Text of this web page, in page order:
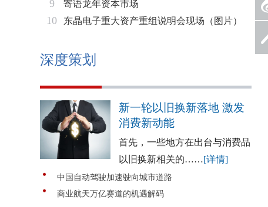
9
10
定 司法机关重拳打击“职业索赔人”
寄语龙年资本市场
东晶电子重大资产重组说明会现场（图片）
深度策划
新一轮以旧换新落地 激发
消费新动能
首先，一些地方在出台与消费品
以旧换新相关的……[详情]
中国自动驾驶加速驶向城市道路
商业航天万亿赛道的机遇解码